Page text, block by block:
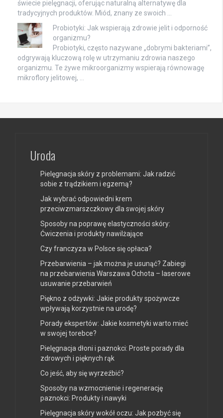
świecie pielęgnacji, oferując naturalną alternatywę dla
tradycyjnych produktów. Miód, znany ze swoich …
Probiotyki: Jak wspierają zdrowie jelit i odporność
organizmu?
Probiotyki, często nazywane „dobrymi bakteriami”,
odgrywają kluczową rolę w utrzymaniu zdrowia naszego
organizmu. Te żywe mikroorganizmy wspierają równowagę
mikroflory jelitowej, …
Uroda
Pielęgnacja skóry z problemami: Jak radzić
sobie z trądzikiem i egzemą?
Jak wybrać odpowiedni krem
przeciwzmarszczkowy dla swojej skóry
Sposoby na poprawę elastyczności skóry:
Ćwiczenia i produkty nawilżające
Czy franczyza w Polsce się opłaca?
Przebarwienia – jak można je usunąć? Zabiegi
na przebarwienia Warszawa Ochota – laserowe
usuwanie przebarwień
Piękno z odżywki: Jakie produkty spożywcze
wpływają korzystnie na urodę?
Porady ekspertów: Jakie kosmetyki warto mieć
w swojej torebce?
Pielęgnacja dłoni i paznokci: Proste porady dla
zdrowych i pięknych rąk
Co jeść, aby się wyrzeźbić?
Sposoby na wzmocnienie i regenerację
paznokci: Produkty i nawyki
Pielęgnacja skóry wokół oczu: Jak pozbyć się